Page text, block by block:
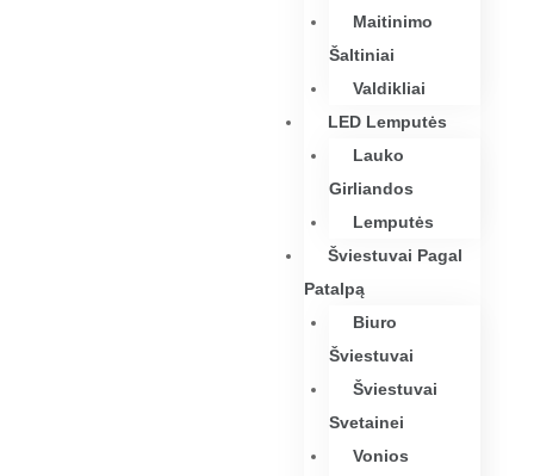
Maitinimo
Šaltiniai
Valdikliai
LED Lemputės
Lauko
Girliandos
Lemputės
Šviestuvai Pagal
Patalpą
Biuro
Šviestuvai
Šviestuvai
Svetainei
Vonios